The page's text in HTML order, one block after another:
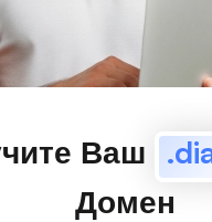
Ваш
Домен